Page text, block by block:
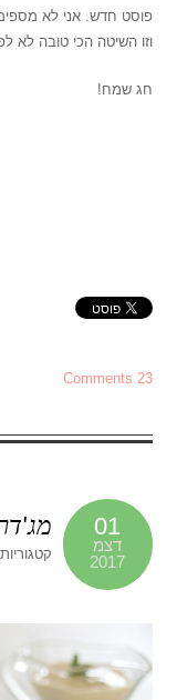
פוסט חדש. אני לא
וזו השיטה הכי טובה לא
חג שמח!
23 Comments
01
דצמ
2017